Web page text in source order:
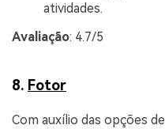
atividades.
Avaliação: 4.7/5
8. Fotor
Com auxílio das opções de